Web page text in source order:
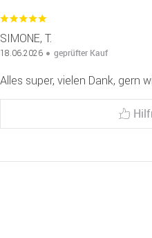
SIMONE, T.
18.06.2026 geprüfter Kauf
Alles super, vielen Dank, gern